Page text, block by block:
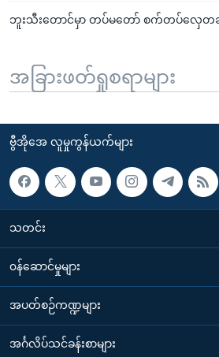
ဘူးသီးတောင်မှာ တပ်မတော် စက်တပ်လှေတ
အခြားဖတ်ရှုစရာများ
ဗွီအိုအေ လူမှုကွန်ယက်များ
သတင်း
၀န်ဆောင်မှုများ
အပတ်စဉ်ကဏ္ဍများ
အင်္ဂလိပ်သင်ခန်းစာများ